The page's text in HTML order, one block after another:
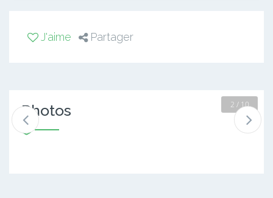
J'aime Partager
Photos 2 / 10